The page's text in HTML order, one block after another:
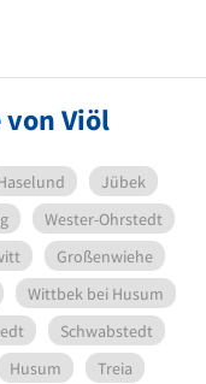
Viöl
Jübek
Wester-Ohrstedt
Großenwiehe
Wittbek bei Husum
Schwabstedt
Husum
Treia